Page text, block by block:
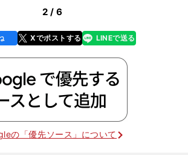
2 / 6
Xでポストする
line LINEで送る
の「優先ソース」について